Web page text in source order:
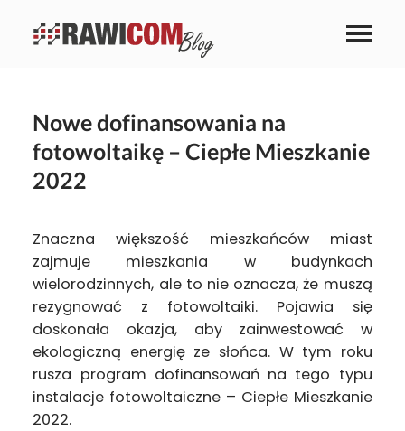
Nowe dofinansowania na
fotowoltaikę – Ciepłe Mieszkanie
2022
Znaczna większość mieszkańców miast
zajmuje mieszkania w budynkach
wielorodzinnych, ale to nie oznacza, że muszą
rezygnować z fotowoltaiki. Pojawia się
doskonała okazja, aby zainwestować w
ekologiczną energię ze słońca. W tym roku
rusza program dofinansowań na tego typu
instalacje fotowoltaiczne – Ciepłe Mieszkanie
2022.